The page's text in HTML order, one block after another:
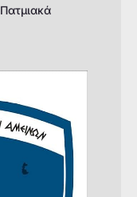
Πατμιακά